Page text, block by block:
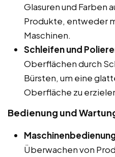
Glasuren und Farben
Produkte, entweder
Maschinen.
Schleifen und
Oberflächen durch
Bürsten, um eine
Oberfläche zu
Bedienung und
Überwachen von